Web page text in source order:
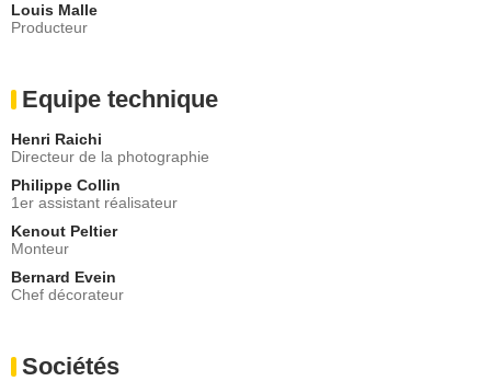
Louis Malle
Producteur
Equipe technique
Henri Raichi
Directeur de la photographie
Philippe Collin
1er assistant réalisateur
Kenout Peltier
Monteur
Bernard Evein
Chef décorateur
Sociétés